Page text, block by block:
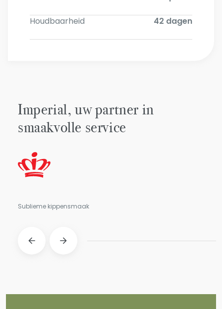
Houdbaarheid 42 dagen
Imperial, uw partner in
smaakvolle service
Sublieme kippensmaak